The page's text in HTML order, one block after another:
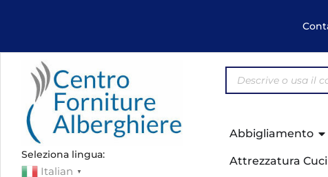
Seleziona lingua:
Italian ▼
Abbigliamento
Attrezzatura